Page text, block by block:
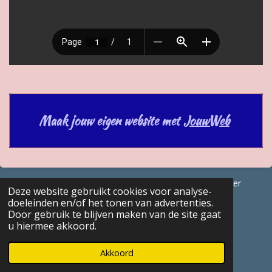
Deze website gebruikt cookies voor analyse-
doeleinden en/of het tonen van advertenties.
Door gebruik te blijven maken van de site gaat
u hiermee akkoord.
Akkoord
Maak jouw eigen website met JouwWeb
© 2017 - 2026 GENEALOGISCHE Bijdragen Marc Van Acker
Powered byJouwWeb